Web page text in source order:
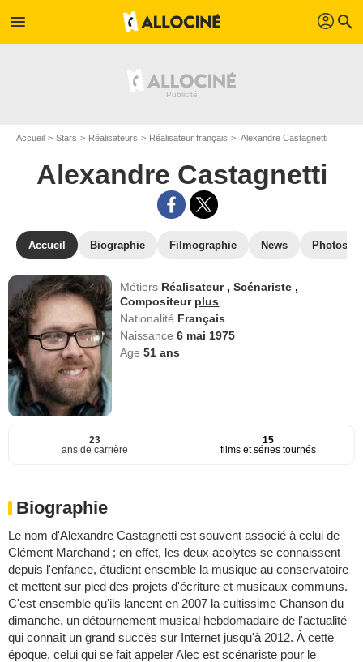
menu profil search
Accueil Stars Réalisateurs Réalisateur français Alexandre Castagnetti
Alexandre Castagnetti
Accueil Biographie Filmographie News Photos
Métiers Réalisateur ,Scénariste ,
Compositeur plus
Nationalité Français
Naissance6 mai 1975
Age51 ans
23
ans de carrière
15
films et séries tournés
Biographie
Le nom d'Alexandre Castagnetti est souvent associé à celui de
Clément Marchand ; en effet, les deux acolytes se connaissent
depuis l'enfance, étudient ensemble la musique au conservatoire
et mettent sur pied des projets d'écriture et musicaux communs.
C'est ensemble qu'ils lancent en 2007 la cultissime Chanson du
dimanche, un détournement musical hebdomadaire de l'actualité
qui connaît un grand succès sur Internet jusqu'à 2012. À cette
époque, celui qui se fait appeler Alec est scénariste pour le